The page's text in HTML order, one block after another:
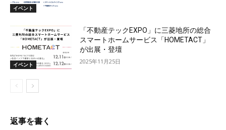
イベント
イベント
「不動産テックEXPO」に三菱地所の総合
スマートホームサービス「HOMETACT」
が出展・登壇
2025年11月25日
返事を書く